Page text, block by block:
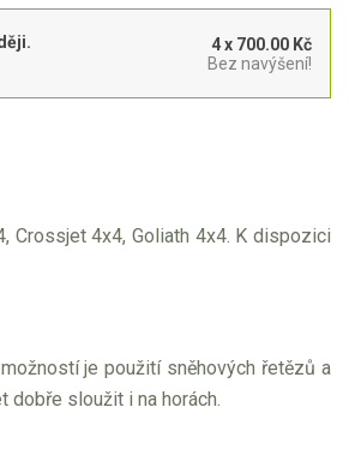
4 x 700.00 Kč
Bez navýšení!
Crossjet 4x4, Goliath 4x4. K dispozici
je použití sněhových řetězů a
dobře sloužit i na horách.